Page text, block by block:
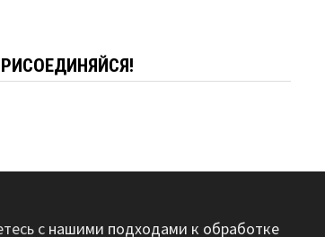
с нашими подходами к обработке